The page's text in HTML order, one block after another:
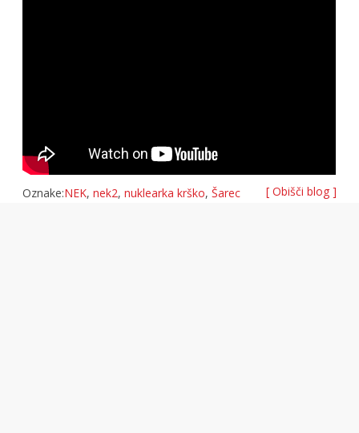
Oznake:NEK,nek2,nuklearka krško,Šarec [ Obišči blog ]